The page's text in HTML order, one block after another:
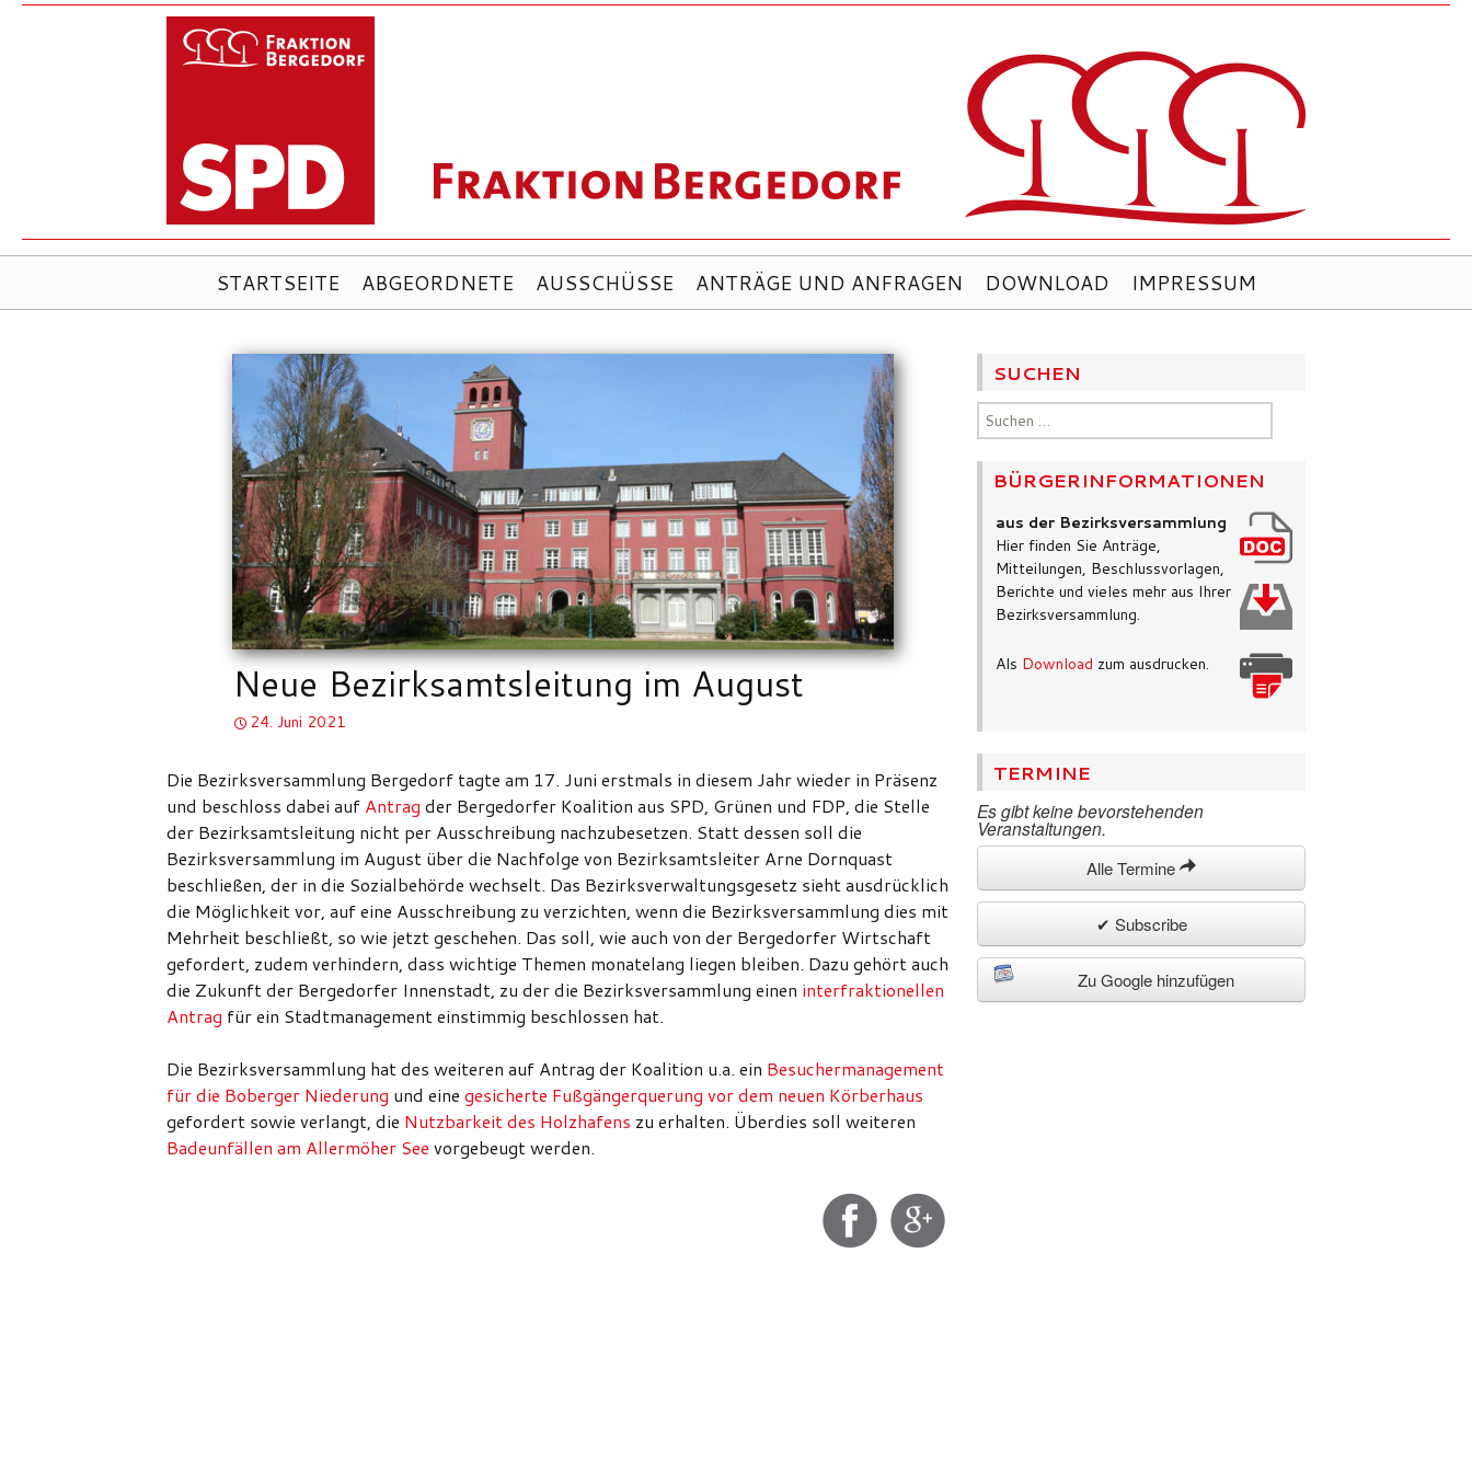
STARTSEITE ABGEORDNETE AUSSCHÜSSE ANTRÄGE UND ANFRAGEN DOWNLOAD IMPRESSUM
Neue Bezirksamtsleitung im August
24. Juni 2021
Die Bezirksversammlung Bergedorf tagte am 17. Juni erstmals in diesem Jahr wieder in Präsenz
und beschloss dabei auf Antrag der Bergedorfer Koalition aus SPD, Grünen und FDP, die Stelle
der Bezirksamtsleitung nicht per Ausschreibung nachzubesetzen. Statt dessen soll die
Bezirksversammlung im August über die Nachfolge von Bezirksamtsleiter Arne Dornquast
beschließen, der in die Sozialbehörde wechselt. Das Bezirksverwaltungsgesetz sieht ausdrücklich
die Möglichkeit vor, auf eine Ausschreibung zu verzichten, wenn die Bezirksversammlung dies mit
Mehrheit beschließt, so wie jetzt geschehen. Das soll, wie auch von der Bergedorfer Wirtschaft
gefordert, zudem verhindern, dass wichtige Themen monatelang liegen bleiben. Dazu gehört auch
die Zukunft der Bergedorfer Innenstadt, zu der die Bezirksversammlung einen interfraktionellen
Antrag für ein Stadtmanagement einstimmig beschlossen hat.
Die Bezirksversammlung hat des weiteren auf Antrag der Koalition u.a. ein Besuchermanagement
für die Boberger Niederung und eine gesicherte Fußgängerquerung vor dem neuen Körberhaus
gefordert sowie verlangt, die Nutzbarkeit des Holzhafens zu erhalten. Überdies soll weiteren
Badeunfällen am Allermöher See vorgebeugt werden.
SUCHEN
Suchen
nach:
BÜRGERINFORMATIONEN
aus der Bezirksversammlung
Hier finden Sie Anträge,
Mitteilungen, Beschlussvorlagen,
Berichte und vieles mehr aus Ihrer
Bezirksversammlung.
Als Download zum ausdrucken.
TERMINE
Es gibt keine bevorstehenden
Veranstaltungen.
Alle Termine
✔ Subscribe
Zu Google hinzufügen